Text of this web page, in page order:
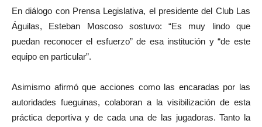
En diálogo con Prensa Legislativa, el presidente del Club Las
Águilas, Esteban Moscoso sostuvo: “Es muy lindo que
puedan reconocer el esfuerzo” de esa institución y “de este
equipo en particular”.
Asimismo afirmó que acciones como las encaradas por las
autoridades fueguinas, colaboran a la visibilización de esta
práctica deportiva y de cada una de las jugadoras. Tanto la